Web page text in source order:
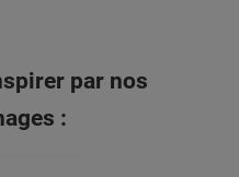
par nos
: